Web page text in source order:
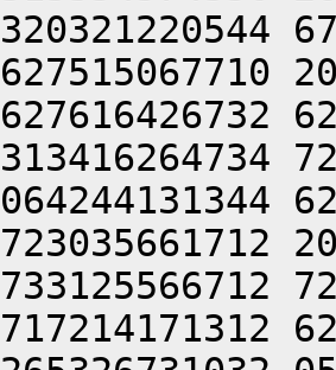
320321220544
627515067710
627616426732
313416264734
064244131344
723035661712
733125566712
717214171312